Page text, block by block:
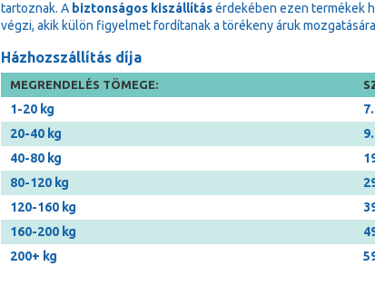
tartoznak. A biztonságos kiszállításérdekében ezen termékek
végzi, akik külön figyelmet fordítanak a törékeny áruk
Házhozszállítás díja
MEGRENDELÉS TÖMEGE:
1-20 kg
20-40 kg
40-80 kg
80-120 kg
120-160 kg
160-200 kg
200+ kg